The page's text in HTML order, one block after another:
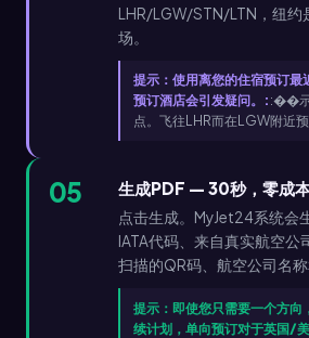
LHR/LGW/STN/LTN，纽约
场。
提示：使用离您的住宿预订
预订酒店会引发疑问。::��示
点。飞往LHR而在LGW附近预
05 生成PDF — 30秒，零成
点击生成。MyJet24系统会
IATA代码、来自真实航空
扫描的QR码、航空公司名
提示：即使您只需要一个方
续计划，单向预订对于英国/